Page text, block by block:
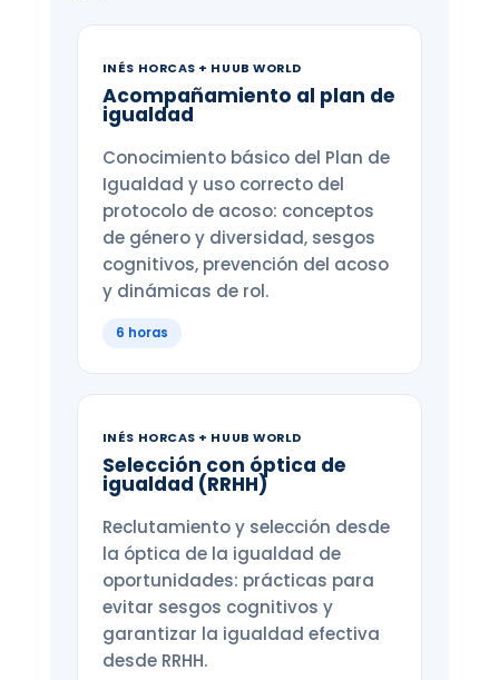
INÉS HORCAS + HUUB WORLD
Acompañamiento al plan de
igualdad
Conocimiento básico del Plan de
Igualdad y uso correcto del
protocolo de acoso: conceptos
de género y diversidad, sesgos
cognitivos, prevención del acoso
y dinámicas de rol.
6 horas
INÉS HORCAS + HUUB WORLD
Selección con óptica de
igualdad (RRHH)
Reclutamiento y selección desde
la óptica de la igualdad de
oportunidades: prácticas para
evitar sesgos cognitivos y
garantizar la igualdad efectiva
desde RRHH.